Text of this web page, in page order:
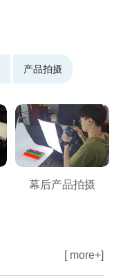
产品拍摄
幕后产品拍摄
[ more+]